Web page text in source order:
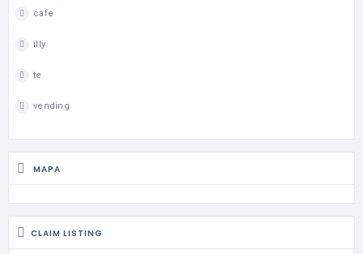
cafe
illy
te
vending
MAPA
CLAIM LISTING